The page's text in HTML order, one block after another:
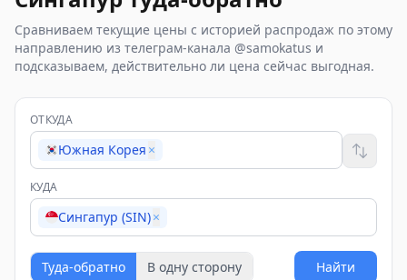
Сравниваем текущие цены с историей распродаж по этому
направлению из телеграм-канала @samokatus и
подсказываем, действительно ли цена сейчас выгодная.
ОТКУДА
Южная Корея ×
КУДА
Сингапур (SIN)×
Туда-обратно В одну сторону Найти